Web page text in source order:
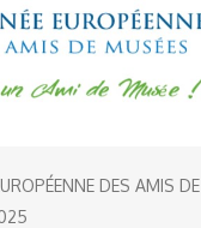
DES AMIS DE